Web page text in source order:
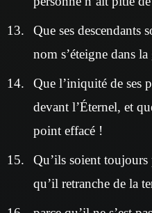
Que ses descendants
nom s’éteigne dans
Que l’iniquité de ses
devant l’Éternel, et
point effacé !
Qu’ils soient toujours
qu’il retranche de la